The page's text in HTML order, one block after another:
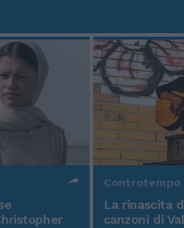
Controtempo
La rinascita
canzoni di